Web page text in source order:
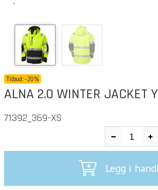
`
Tilbud:-20%
ALNA 2.0 WINTER JACKET
71392_369-XS
Legg i